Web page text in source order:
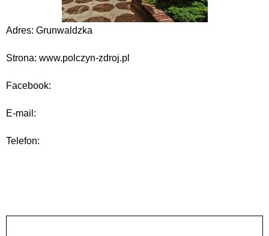
Adres: Grunwaldzka
Strona: www.polczyn-zdroj.pl
Facebook:
E-mail:
Telefon: